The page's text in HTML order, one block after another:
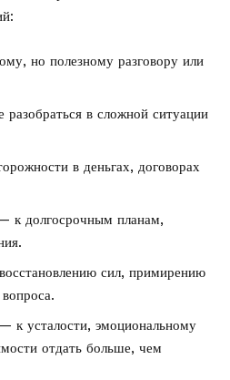
но полезному разговору или
в сложной ситуации
в деньгах, договорах
к долгосрочным планам,
сил, примирению
усталости, эмоциональному
отдать больше, чем